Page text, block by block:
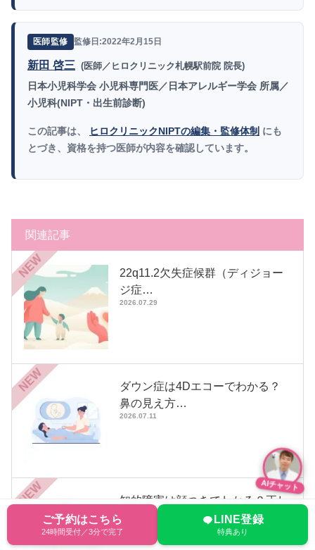
医師監修 監修日:2022年2月15日
新田 啓三 (医師／ヒロクリニック札幌駅前院 院長)
日本小児科学会 小児科専門医／日本アレルギー学会 所属／
小児科(NIPT・出生前診断)
この記事は、 ヒロクリニックNIPTの編集・監修体制 にも
とづき、資格を持つ医師が内容を確認しています。
関連記事
NEW
22q11.2欠失症候群（ディジョー
ジ症…
2026.07.29
NEW
ダウン症は4Dエコーでわかる？
鼻の見え方…
2026.07.11
NEW
知的障害は顔つきでわかる？正し
い理解と特…
2026.07.11
ご予約はこちら
24時間受付／3分で完了
LINE登録
特典あり
AIチャット